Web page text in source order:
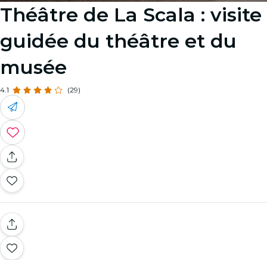
Théâtre de La Scala : visite
guidée du théâtre et du
musée
4.1 (29)